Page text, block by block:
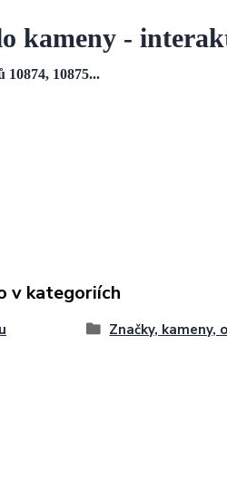
kameny -
10874, 10875...
v kategoriích
Značky, kameny,